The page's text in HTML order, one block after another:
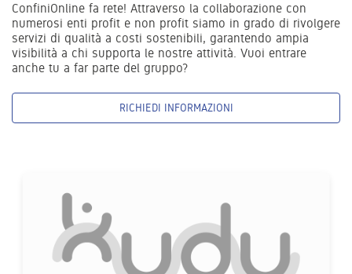
ConfiniOnline fa rete! Attraverso la collaborazione con
numerosi enti profit e non profit siamo in grado di rivolgere
servizi di qualità a costi sostenibili, garantendo ampia
visibilità a chi supporta le nostre attività. Vuoi entrare
anche tu a far parte del gruppo?
RICHIEDI INFORMAZIONI